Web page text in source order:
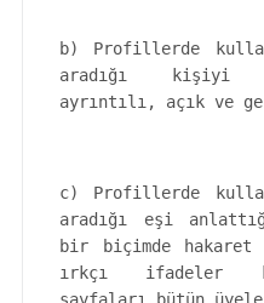
b) Profillerde
aradığı kişiyi
ayrıntılı, açık ve
c) Profillerde
aradığı eşi
bir biçimde
ırkçı ifadeler